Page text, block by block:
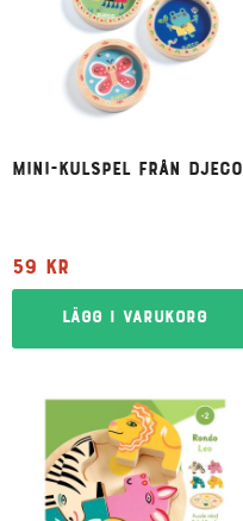
Mini-kulspel från Djeco
59 kr
Lägg i varukorg